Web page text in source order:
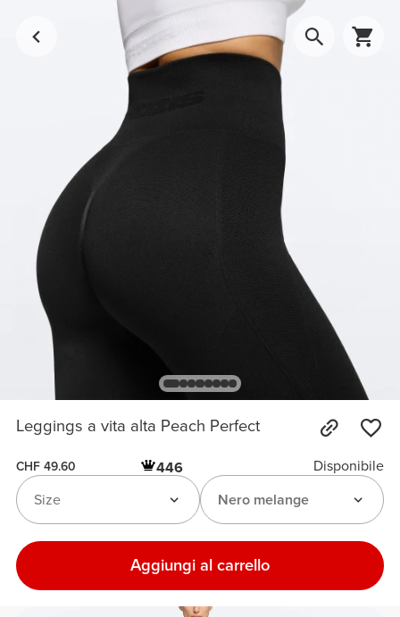
Leggings a vita alta Peach Perfect
CHF 49.60 446
Disponibile
Nero melange
Size
Aggiungi al carrello